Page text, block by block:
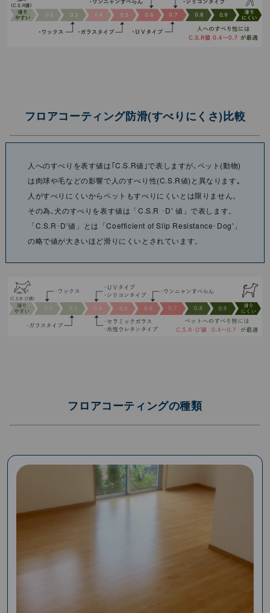
フロアコーティング防滑(すべりにくさ)⽐較
⼈へのすべりを表す値は｢C.S.R値｣で表しますが､ペット(動物)
は⾁球や⽑などの影響で⼈のすべり性(C.S.R値)と異なります｡
⼈がすべりにくいからペットもすべりにくいとは限りません。
その為､⽝のすべりを表す値は「C.S.R ･Dʼ 値」で表します。
「C.S.R･Dʼ値」とは「Coefficient of Slip Resistance･Dogʼ」
の略で値が⼤きいほど滑りにくいとされています。
フロアコーティングの種類